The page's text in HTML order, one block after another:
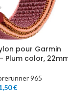
pour Garmin
Plum color,
965
€